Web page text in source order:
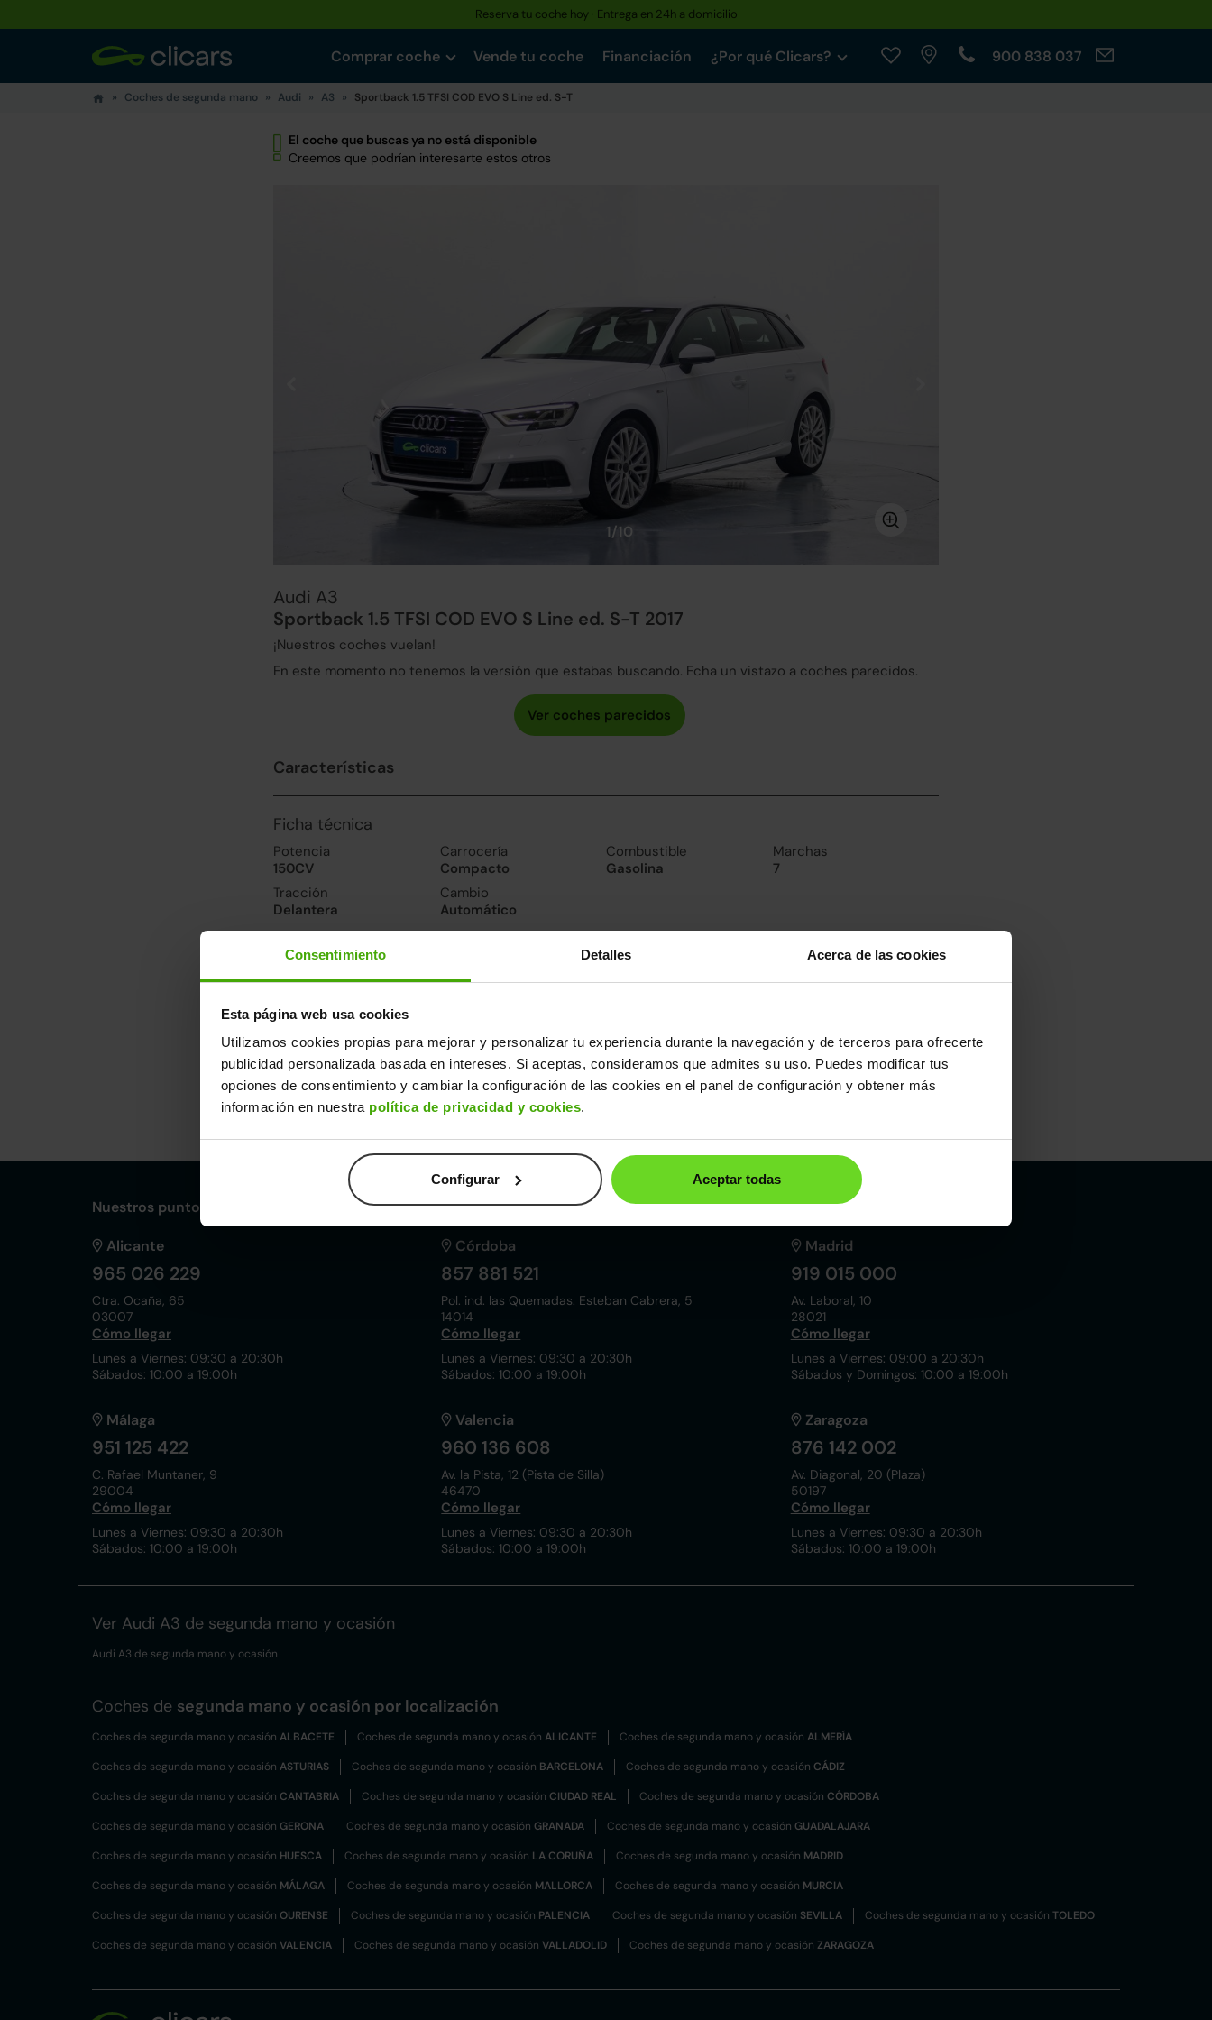
Consentimiento Detalles Acerca de las cookies
Esta página web usa cookies
Utilizamos cookies propias para mejorar y personalizar tu experiencia durante la navegación y de terceros para ofrecerte
publicidad personalizada basada en intereses. Si aceptas, consideramos que admites su uso. Puedes modificar tus
opciones de consentimiento y cambiar la configuración de las cookies en el panel de configuración y obtener más
información en nuestra política de privacidad y cookies.
Configurar Aceptar todas
Reserva tu coche hoy · Entrega en 24h a domicilio
Comprar coche Vende tu coche Financiación ¿Por qué Clicars? 900 838 037
Coches de segunda mano Audi A3 Sportback 1.5 TFSI COD EVO S Line ed. S-T
El coche que buscas ya no está disponible
Creemos que podrían interesarte estos otros
1/10
Audi A3
Sportback 1.5 TFSI COD EVO S Line ed. S-T 2017
¡Nuestros coches vuelan!
En este momento no tenemos la versión que estabas buscando. Echa un vistazo a coches parecidos.
Características
Ficha técnica
Potencia
150CV
Carrocería
Compacto
Combustible
Gasolina
Marchas
7
Tracción
Delantera
Cambio
Automático
Prestaciones, consumo y emisiones
220km/h
Consumo urbano
6.2l/100
Consumo carretera
4.3l/100
Dimensiones y otros datos
Largo
Ancho
1,79m
Alto
1,43m
Peso
1.240kg
Depósito
50l
Maletero
380l
Nuestros puntos de venta Clicars:
Alicante
965 026 229
Ctra. Ocaña, 65
03007
Cómo llegar
Lunes a Viernes: 09:30 a 20:30h
Sábados: 10:00 a 19:00h
Córdoba
857 881 521
Pol. ind. las Quemadas. Esteban Cabrera, 5
14014
Cómo llegar
Lunes a Viernes: 09:30 a 20:30h
Sábados: 10:00 a 19:00h
Madrid
919 015 000
Av. Laboral, 10
28021
Cómo llegar
Lunes a Viernes: 09:00 a 20:30h
Sábados y Domingos: 10:00 a 19:00h
Málaga
951 125 422
C. Rafael Muntaner, 9
29004
Cómo llegar
Lunes a Viernes: 09:30 a 20:30h
Sábados: 10:00 a 19:00h
Valencia
960 136 608
Av. la Pista, 12 (Pista de Silla)
46470
Cómo llegar
Lunes a Viernes: 09:30 a 20:30h
Sábados: 10:00 a 19:00h
Zaragoza
876 142 002
Av. Diagonal, 20 (Plaza)
50197
Cómo llegar
Lunes a Viernes: 09:30 a 20:30h
Sábados: 10:00 a 19:00h
Ver Audi A3 de segunda mano y ocasión
Audi A3 de segunda mano y ocasión
Coches de segunda mano y ocasión por localización
Coches de segunda mano y ocasión ALBACETE Coches de segunda mano y ocasión ALICANTE Coches de segunda mano y ocasión ALMERÍA
Coches de segunda mano y ocasión ASTURIAS Coches de segunda mano y ocasión BARCELONA Coches de segunda mano y ocasión CÁDIZ
Coches de segunda mano y ocasión CANTABRIA Coches de segunda mano y ocasión CIUDAD REAL Coches de segunda mano y ocasión CÓRDOBA
Coches de segunda mano y ocasión GERONA Coches de segunda mano y ocasión GRANADA Coches de segunda mano y ocasión GUADALAJARA
Coches de segunda mano y ocasión HUESCA Coches de segunda mano y ocasión LA CORUÑA Coches de segunda mano y ocasión MADRID
Coches de segunda mano y ocasión MÁLAGA Coches de segunda mano y ocasión MALLORCA Coches de segunda mano y ocasión MURCIA
Coches de segunda mano y ocasión OURENSE Coches de segunda mano y ocasión PALENCIA Coches de segunda mano y ocasión SEVILLA Coches de segunda mano y ocasión TOLEDO
Coches de segunda mano y ocasión VALENCIA Coches de segunda mano y ocasión VALLADOLID Coches de segunda mano y ocasión ZARAGOZA